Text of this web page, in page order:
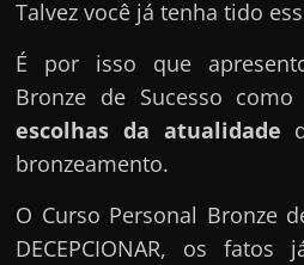
Talvez você já tenha tido
É por isso que
Bronze de Sucesso
escolhas da atualidade
bronzeamento.
O Curso Personal Bronze
DECEPCIONAR, os